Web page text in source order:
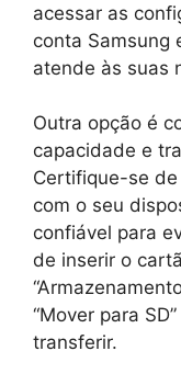
acessar as
conta Samsung
atende às suas
Outra opção é
capacidade e
Certifique-se
com o seu
confiável para
de inserir o
“Mover para
transferir.